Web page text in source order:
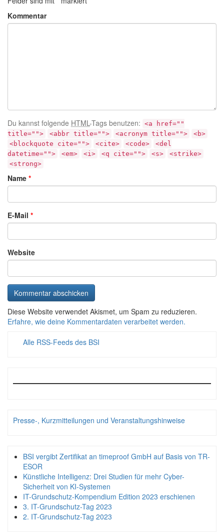
Kommentar
Du kannst folgende HTML-Tags benutzen: <a href=""
title="">
<abbr title=""> <acronym title="">
<b>
<blockquote cite="">
<cite> <code>
<del
datetime="">
<em> <i> <q cite=""> <s>
<strike>
<strong>
Name *
E-Mail *
Website
Diese Website verwendet Akismet, um Spam zu reduzieren.
Erfahre, wie deine Kommentardaten verarbeitet werden.
Alle RSS-Feeds des BSI
Presse-, Kurzmitteilungen und Veranstaltungshinweise
BSI vergibt Zertifikat an timeproof GmbH auf Basis von TR-
ESOR
Künstliche Intelligenz: Drei Studien für mehr Cyber-
Sicherheit von KI-Systemen
IT-Grundschutz-Kompendium Edition 2023 erschienen
3. IT-Grundschutz-Tag 2023
2. IT-Grundschutz-Tag 2023